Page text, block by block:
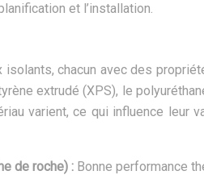
et l’installation.
chacun avec des
extrudé (XPS), le
varient, ce qui influence
de roche) : Bonne performance